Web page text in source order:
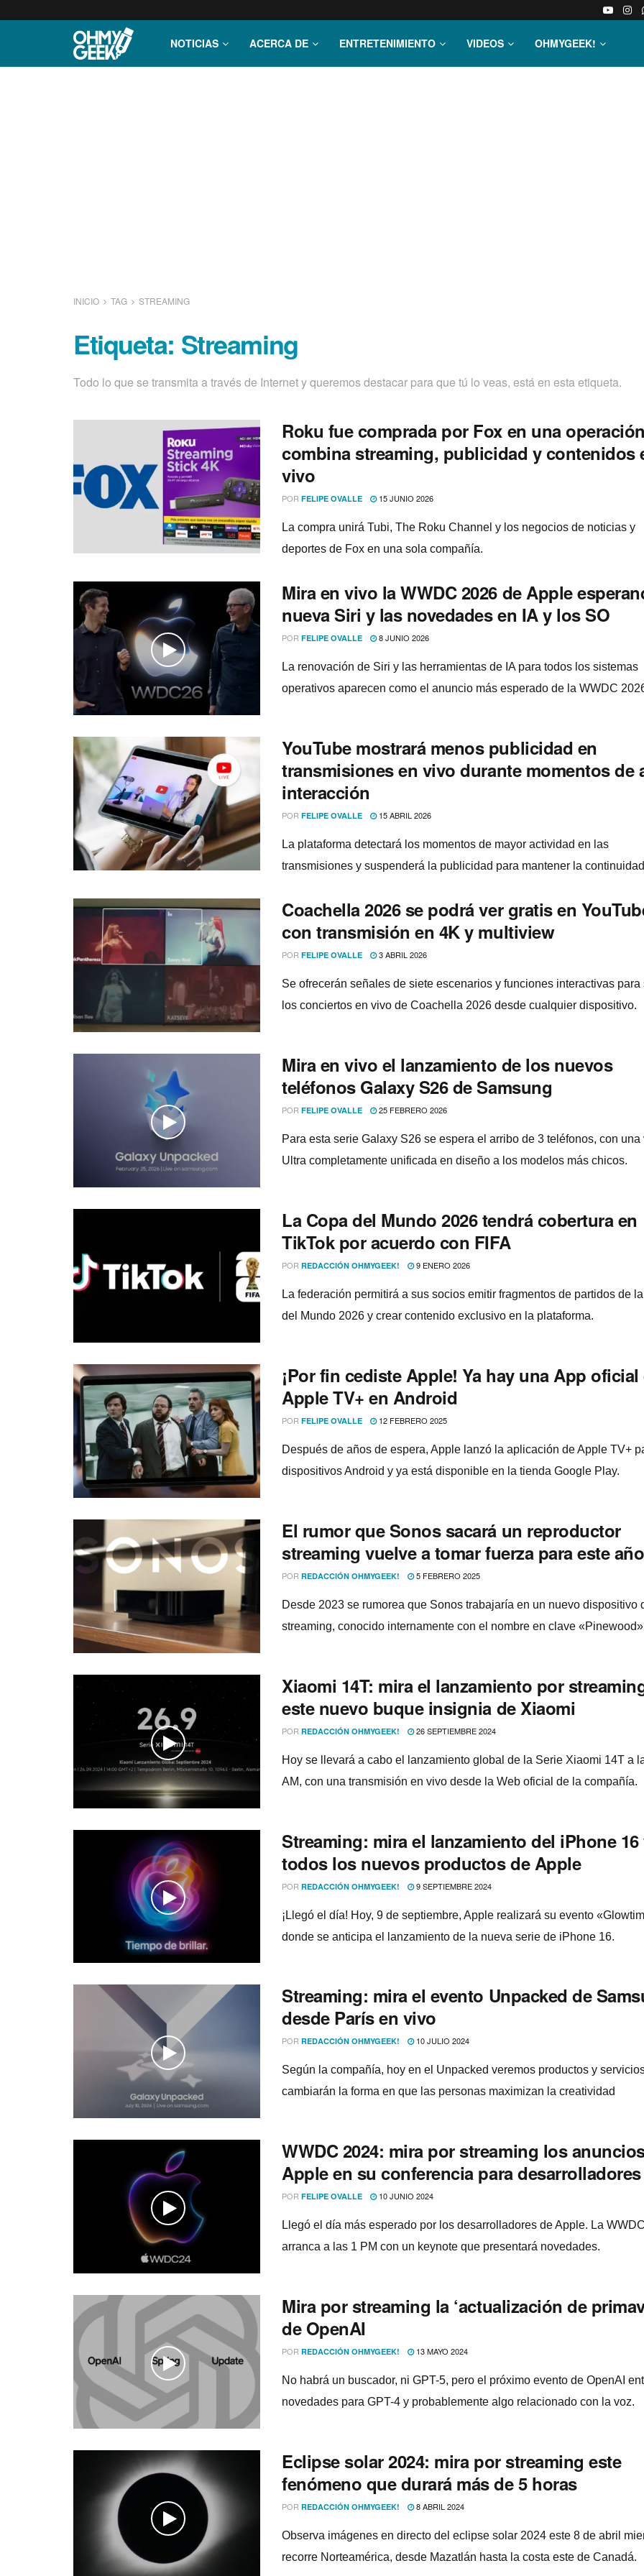
NOTICIAS ACERCA DE ENTRETENIMIENTO VIDEOS OHMYGEEK!
INICIO TAG STREAMING
Etiqueta: Streaming
Todo lo que se transmita a través de Internet y queremos destacar para que tú lo veas, está en esta etiqueta.
Roku fue comprada por Fox en una
combina streaming, publicidad y contenidos
vivo
POR FELIPE OVALLE 15 JUNIO 2026
La compra unirá Tubi, The Roku Channel y los negocios de noticias y
deportes de Fox en una sola compañía.
Mira en vivo la WWDC 2026 de Apple
nueva Siri y las novedades en IA y los SO
POR FELIPE OVALLE 8 JUNIO 2026
La renovación de Siri y las herramientas de IA para todos los sistemas
operativos aparecen como el anuncio más esperado de la WWDC
YouTube mostrará menos publicidad en
transmisiones en vivo durante momentos de
interacción
POR FELIPE OVALLE 15 ABRIL 2026
La plataforma detectará los momentos de mayor actividad en las
transmisiones y suspenderá la publicidad para mantener la
Coachella 2026 se podrá ver gratis en
con transmisión en 4K y multiview
POR FELIPE OVALLE 3 ABRIL 2026
Se ofrecerán señales de siete escenarios y funciones interactivas para
los conciertos en vivo de Coachella 2026 desde cualquier dispositivo.
Mira en vivo el lanzamiento de los nuevos
teléfonos Galaxy S26 de Samsung
POR FELIPE OVALLE 25 FEBRERO 2026
Para esta serie Galaxy S26 se espera el arribo de 3 teléfonos, con una
Ultra completamente unificada en diseño a los modelos más chicos.
La Copa del Mundo 2026 tendrá cobertura en
TikTok por acuerdo con FIFA
POR REDACCIÓN OHMYGEEK! 9 ENERO 2026
La federación permitirá a sus socios emitir fragmentos de partidos de
del Mundo 2026 y crear contenido exclusivo en la plataforma.
¡Por fin cediste Apple! Ya hay una App oficial
Apple TV+ en Android
POR FELIPE OVALLE 12 FEBRERO 2025
Después de años de espera, Apple lanzó la aplicación de Apple TV+
dispositivos Android y ya está disponible en la tienda Google Play.
El rumor que Sonos sacará un reproductor
streaming vuelve a tomar fuerza para este año
POR REDACCIÓN OHMYGEEK! 5 FEBRERO 2025
Desde 2023 se rumorea que Sonos trabajaría en un nuevo dispositivo
streaming, conocido internamente con el nombre en clave
Xiaomi 14T: mira el lanzamiento por
este nuevo buque insignia de Xiaomi
POR REDACCIÓN OHMYGEEK! 26 SEPTIEMBRE 2024
Hoy se llevará a cabo el lanzamiento global de la Serie Xiaomi 14T a
AM, con una transmisión en vivo desde la Web oficial de la compañía.
Streaming: mira el lanzamiento del iPhone 16
todos los nuevos productos de Apple
POR REDACCIÓN OHMYGEEK! 9 SEPTIEMBRE 2024
¡Llegó el día! Hoy, 9 de septiembre, Apple realizará su evento
donde se anticipa el lanzamiento de la nueva serie de iPhone 16.
Streaming: mira el evento Unpacked de
desde París en vivo
POR REDACCIÓN OHMYGEEK! 10 JULIO 2024
Según la compañía, hoy en el Unpacked veremos productos y
cambiarán la forma en que las personas maximizan la creatividad
WWDC 2024: mira por streaming los
Apple en su conferencia para desarrolladores
POR FELIPE OVALLE 10 JUNIO 2024
Llegó el día más esperado por los desarrolladores de Apple. La
arranca a las 1 PM con un keynote que presentará novedades.
Mira por streaming la ‘actualización de
de OpenAI
POR REDACCIÓN OHMYGEEK! 13 MAYO 2024
No habrá un buscador, ni GPT-5, pero el próximo evento de OpenAI
novedades para GPT-4 y probablemente algo relacionado con la voz.
Eclipse solar 2024: mira por streaming este
fenómeno que durará más de 5 horas
POR REDACCIÓN OHMYGEEK! 8 ABRIL 2024
Observa imágenes en directo del eclipse solar 2024 este 8 de abril
recorre Norteamérica, desde Mazatlán hasta la costa este de Canadá.